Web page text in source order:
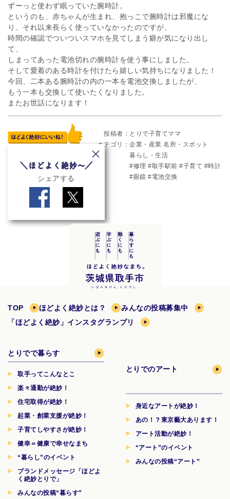
ずーっと使わず眠っていた腕時計。
というのも、赤ちゃんが生まれ、抱っこで腕時計は邪魔にな
り、それ以来長らく使っていなかったのですが、
時間の確認でついついスマホを見てしまう癖が気になり出し
て、
しまってあった電池切れの腕時計を使う事にしました。
そして愛着のある時計を付けたら嬉しい気持ちになりました！
今回、二本ある腕時計の内の一本を電池交換しましたが、
もう一本も交換して使いたくなりました。
またお世話になります！
シェアする
投稿者
とりで子育てママ
カテゴリ
企業・産業 名所・スポット
暮らし・生活
修理
取手駅前 子育て
時計
眼鏡
電池交換
TOP ほどよく絶妙とは？
みんなの投稿募集中
「ほどよく絶妙」インスタグランプリ
とりでで暮らす
取手ってこんなとこ
楽々通勤が絶妙！
住宅取得が絶妙！
起業・創業支援が絶妙！
子育てしやすさが絶妙！
健幸＝健康で幸せなまち
“暮らし”のイベント
ブランドメッセージ「ほどよ
く絶妙とりで」
みんなの投稿“暮らす”
とりでのアート
身近なアートが絶妙！
あの！？東京藝大あります！
アート活動が絶妙！
“アート”のイベント
みんなの投稿“アート”